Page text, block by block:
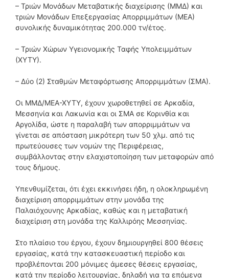
– Τριών Μονάδων Μεταβατικής διαχείρισης (ΜΜΔ) και
τριών Μονάδων Επεξεργασίας Απορριμμάτων (ΜΕΑ)
συνολικής δυναμικότητας 200.000 τν/έτος.
– Τριών Χώρων Υγειονομικής Ταφής Υπολειμμάτων
(ΧΥΤΥ).
– Δύο (2) Σταθμών Μεταφόρτωσης Απορριμμάτων (ΣΜΑ).
Οι ΜΜΔ/ΜΕΑ-ΧΥΤΥ, έχουν χωροθετηθεί σε Αρκαδία,
Μεσσηνία και Λακωνία και οι ΣΜΑ σε Κορινθία και
Αργολίδα, ώστε η παραλαβή των απορριμμάτων να
γίνεται σε απόσταση μικρότερη των 50 χλμ. από τις
πρωτεύουσες των νομών της Περιφέρειας,
συμβάλλοντας στην ελαχιστοποίηση των μεταφορών από
τους δήμους.
Υπενθυμίζεται, ότι έχει εκκινήσει ήδη, η ολοκληρωμένη
διαχείριση απορριμμάτων στην μονάδα της
Παλαιόχουνης Αρκαδίας, καθώς και η μεταβατική
διαχείριση στη μονάδα της Καλλιρόης Μεσσηνίας.
Στο πλαίσιο του έργου, έχουν δημιουργηθεί 800 θέσεις
εργασίας, κατά την κατασκευαστική περίοδο και
προβλέπονται 200 μόνιμες άμεσες θέσεις εργασίας,
κατά την περίοδο λειτουργίας, δηλαδή για τα επόμενα